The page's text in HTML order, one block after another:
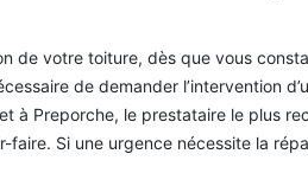
de votre toiture, dès que vous
de demander l’intervention
à Preporche, le prestataire le plus
faire. Si une urgence nécessite la